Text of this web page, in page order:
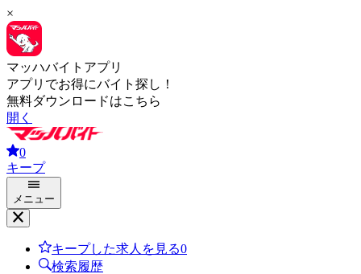
×
マッハバイトアプリ
アプリでお得にバイト探し！
無料ダウンロードはこちら
開く
0
キープ
メニュー
キープした求人を見る0
検索履歴